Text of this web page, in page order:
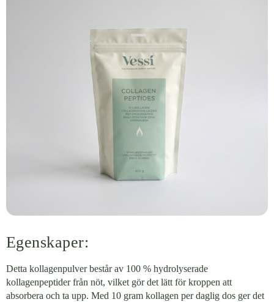
Egenskaper:
Detta kollagenpulver består av 100 % hydrolyserade
kollagenpeptider från nöt, vilket gör det lätt för kroppen att
absorbera och ta upp. Med 10 gram kollagen per daglig dos ger det